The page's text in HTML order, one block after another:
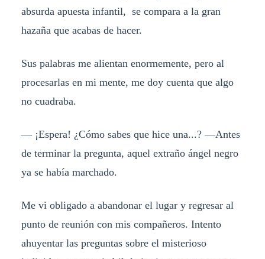
absurda apuesta infantil, se compara a la gran
hazaña que acabas de hacer.
Sus palabras me alientan enormemente, pero al
procesarlas en mi mente, me doy cuenta que algo
no cuadraba.
— ¡Espera! ¿Cómo sabes que hice una...? —Antes
de terminar la pregunta, aquel extraño ángel negro
ya se había marchado.
Me vi obligado a abandonar el lugar y regresar al
punto de reunión con mis compañeros. Intento
ahuyentar las preguntas sobre el misterioso